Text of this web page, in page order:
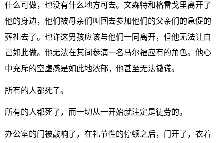
什么可做，也没有什么地方可去。文森特和格雷戈里离开了
他的身边，他们被母亲们叫回去参加他们的父亲们的急促的
葬礼去了。也许这男孩应该与他们一同离开，但他无法让自
己如此做。他无法在其间参演一名马尔福应有的角色。他心
中充斥的空虚感是如此地浓郁，他甚至无法撒谎。
所有的人都死了。
所有的人都死了，而一切从一开始就注定是徒劳的。
办公室的门被敲响了，在礼节性的停顿之后，门开了，衣着